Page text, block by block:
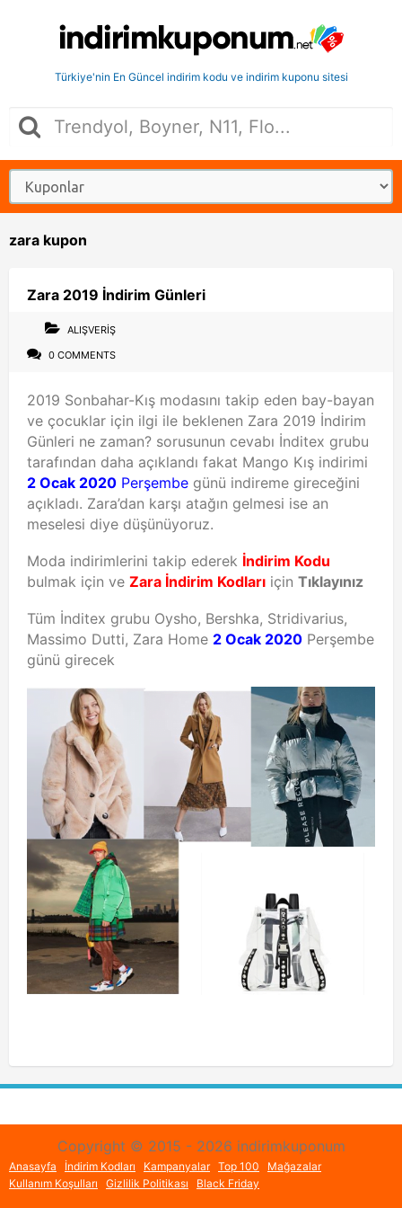
Türkiye'nin En Güncel indirim kodu ve indirim kuponu sitesi
zara kupon
Zara 2019 İndirim Günleri
ALIŞVERIŞ
0 COMMENTS
2019 Sonbahar-Kış modasını takip eden bay-bayan
ve çocuklar için ilgi ile beklenen Zara 2019 İndirim
Günleri ne zaman? sorusunun cevabı İnditex grubu
tarafından daha açıklandı fakat Mango Kış indirimi
2 Ocak 2020 Perşembe günü indireme gireceğini
açıkladı. Zara’dan karşı atağın gelmesi ise an
meselesi diye düşünüyoruz.
Moda indirimlerini takip ederek İndirim Kodu
bulmak için ve Zara İndirim Kodları için Tıklayınız
Tüm İnditex grubu Oysho, Bershka, Stridivarius,
Massimo Dutti, Zara Home 2 Ocak 2020 Perşembe
günü girecek
Copyright © 2015 - 2026 indirimkuponum
Anasayfa İndirim Kodları Kampanyalar Top 100
Mağazalar
Kullanım Koşulları
Gizlilik Politikası Black Friday